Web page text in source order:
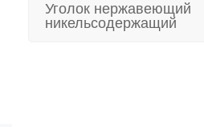
Уголок нержавеющий
никельсодержащий